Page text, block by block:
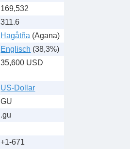
169,532
311.6
Hagåtña (Agana)
Englisch (38,3%)
35,600 USD
US-Dollar
GU
.gu
+1-671